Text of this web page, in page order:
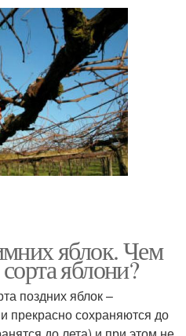
яблок. Чем
яблони?
поздних яблок –
прекрасно сохраняются до